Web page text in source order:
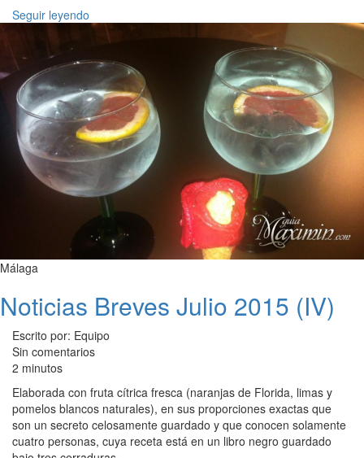
Seguir leyendo
Málaga
Noticias Breves Julio 2015 (IV)
Escrito por: Equipo
Sin comentarios
2 minutos
Elaborada con fruta cítrica fresca (naranjas de Florida, limas y
pomelos blancos naturales), en sus proporciones exactas que
son un secreto celosamente guardado y que conocen solamente
cuatro personas, cuya receta está en un libro negro guardado